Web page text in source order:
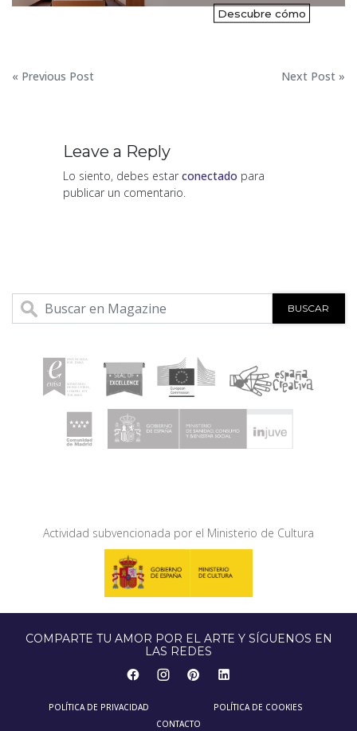
Descubre cómo
Navegación
entradas
« Previous Post Next Post »
Leave a Reply
Lo siento, debes estar conectado para
publicar un comentario.
BUSCAR
Actividad subvencionada por el Ministerio de Cultura
COMPARTE TU AMOR POR EL ARTE Y SÍGUENOS EN
LAS REDES
POLÍTICA DE PRIVACIDAD
POLÍTICA DE COOKIES
CONTACTO